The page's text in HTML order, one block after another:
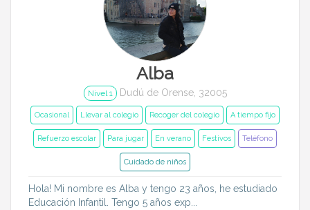
Llevar al colegio
Recoger del colegio
Por las noches Para jugar
En verano Festivos
Alba
Nivel 1 Dudú de Orense, 32005
Ocasional Llevar al colegio Recoger del colegio A tiempo fijo
Refuerzo escolar Para jugar En verano Festivos Teléfono
Cuidado de niños
Hola! Mi nombre es Alba y tengo 23 años, he estudiado
Educación Infantil. Tengo 5 años exp...